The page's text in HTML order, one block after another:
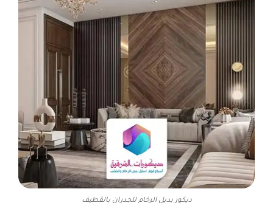
ديكور بديل الرخام للجدران بالقطيف